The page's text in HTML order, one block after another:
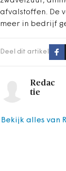
afvalstoffen. De
meer in bedrijf
Deel dit artikel
Redac
tie
Bekijk alles van